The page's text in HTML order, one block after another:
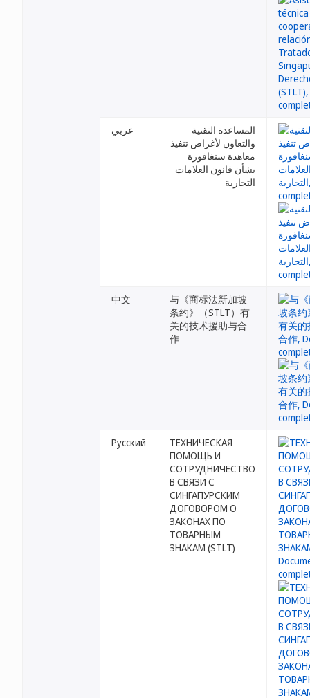
عربي
المساعدة التقنية
والتعاون لأغراض تنفيذ
معاهدة سنغافورة
بشأن قانون العلامات
التجارية
中文
与《商标法新加坡
条约》（STLT）有
关的技术援助与合
作
Русский
ТЕХНИЧЕСКАЯ
ПОМОЩЬ И
СОТРУДНИЧЕСТВО
В СВЯЗИ С
СИНГАПУРСКИМ
ДОГОВОРОМ О
ЗАКОНАХ ПО
ТОВАРНЫМ
ЗНАКАМ (STLT)